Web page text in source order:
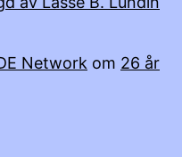
Network om 26 år